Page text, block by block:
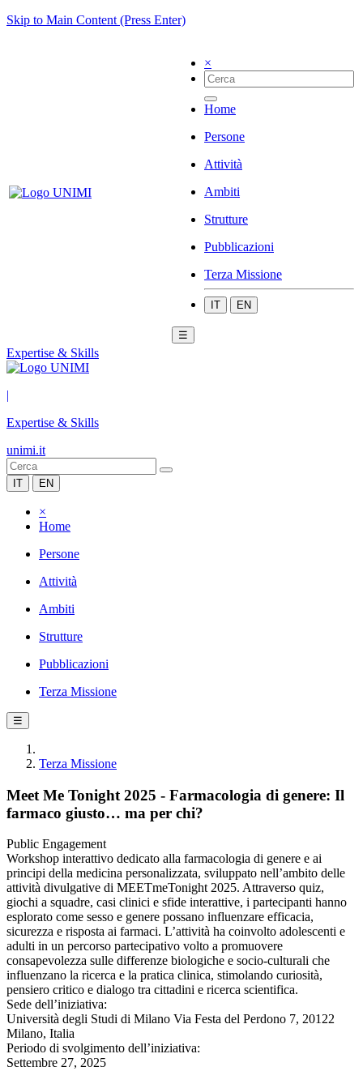
Skip to Main Content (Press Enter)
×
Home
Persone
Attività
Ambiti
Strutture
Pubblicazioni
Terza Missione
IT EN
☰
Expertise & Skills
|
Expertise & Skills
unimi.it
IT EN
×
Home
Persone
Attività
Ambiti
Strutture
Pubblicazioni
Terza Missione
☰
Terza Missione
Meet Me Tonight 2025 - Farmacologia di genere: Il
farmaco giusto… ma per chi?
Public Engagement
Workshop interattivo dedicato alla farmacologia di genere e ai
principi della medicina personalizzata, sviluppato nell’ambito delle
attività divulgative di MEETmeTonight 2025. Attraverso quiz,
giochi a squadre, casi clinici e sfide interattive, i partecipanti hanno
esplorato come sesso e genere possano influenzare efficacia,
sicurezza e risposta ai farmaci. L’attività ha coinvolto adolescenti e
adulti in un percorso partecipativo volto a promuovere
consapevolezza sulle differenze biologiche e socio-culturali che
influenzano la ricerca e la pratica clinica, stimolando curiosità,
pensiero critico e dialogo tra cittadini e ricerca scientifica.
Sede dell’iniziativa:
Università degli Studi di Milano Via Festa del Perdono 7, 20122
Milano, Italia
Periodo di svolgimento dell’iniziativa:
Settembre 27, 2025